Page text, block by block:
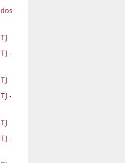
-
-
-